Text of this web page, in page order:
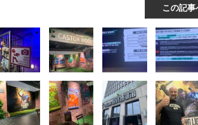
この記事